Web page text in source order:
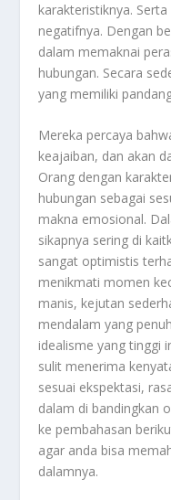
karakteristiknya.
negatifnya. Dengan
dalam memaknai
hubungan. Secara
yang memiliki
Mereka percaya
keajaiban, dan akan
Orang dengan
hubungan sebagai
makna emosional.
sikapnya sering di
sangat optimistis
menikmati momen
manis, kejutan
mendalam yang
idealisme yang tinggi
sulit menerima
sesuai ekspektasi,
dalam di bandingkan
ke pembahasan
agar anda bisa
dalamnya.